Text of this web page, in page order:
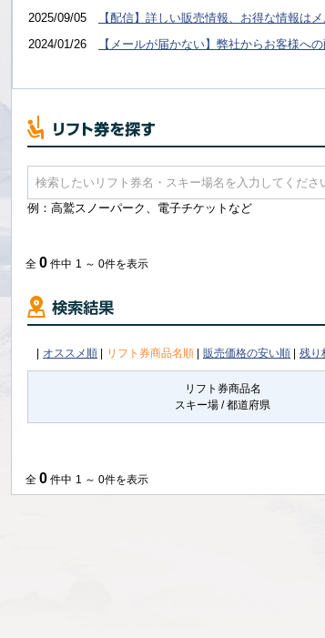
2025/09/05
【配信】詳しい販売情報、お得な情報は
2024/01/26
【メールが届かない】弊社からお客様へ
例：高鷲スノーパーク、電子チケットなど
全 0 件中 1 ～ 0件を表示
オススメ順 リフト券商品名順 販売価格の安い順 残り
リフト券商品名
スキー場 / 都道府県
全 0 件中 1 ～ 0件を表示